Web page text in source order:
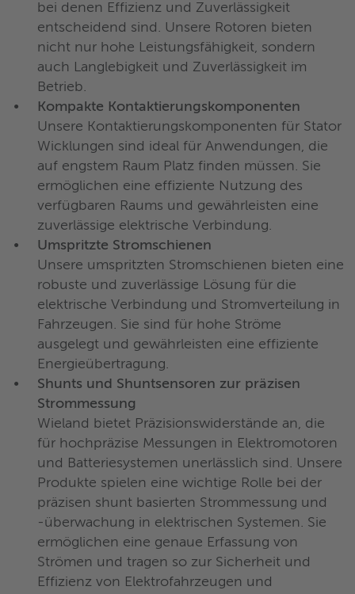
bei denen Effizienz und Zuverlässigkeit
entscheidend sind. Unsere Rotoren bieten
nicht nur hohe Leistungsfähigkeit, sondern
auch Langlebigkeit und Zuverlässigkeit im
Betrieb.
Kompakte Kontaktierungskomponenten
Unsere Kontaktierungskomponenten für Stator
Wicklungen sind ideal für Anwendungen, die
auf engstem Raum Platz finden müssen. Sie
ermöglichen eine effiziente Nutzung des
verfügbaren Raums und gewährleisten eine
zuverlässige elektrische Verbindung.
Umspritzte Stromschienen
Unsere umspritzten Stromschienen bieten eine
robuste und zuverlässige Lösung für die
elektrische Verbindung und Stromverteilung in
Fahrzeugen. Sie sind für hohe Ströme
ausgelegt und gewährleisten eine effiziente
Energieübertragung.
Shunts und Shuntsensoren zur präzisen
Strommessung
Wieland bietet Präzisionswiderstände an, die
für hochpräzise Messungen in Elektromotoren
und Batteriesystemen unerlässlich sind. Unsere
Produkte spielen eine wichtige Rolle bei der
präzisen shunt basierten Strommessung und
-überwachung in elektrischen Systemen. Sie
ermöglichen eine genaue Erfassung von
Strömen und tragen so zur Sicherheit und
Effizienz von Elektrofahrzeugen und